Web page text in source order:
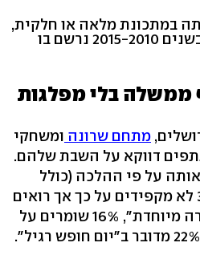
במתכונת מלאה או חלקית,
נמצא בעלייה מתמדת, ובשנים 2015-2010 נרשם בו
ממשלה בלי מפלגות
מתחם שרונה ומשחקי
דווקא על השבת שלהם.
שומרים אותה על פי ההלכה (כולל
49% מהמסורתיים), 32% לא מקפידים על כך אך רואים
בה יום מנוחה "בעל אווירה מיוחדת", 16% שומרים על